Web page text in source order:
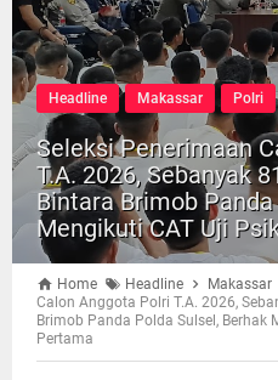
Headline Makassar Polri
Seleksi Penerimaan
T.A. 2026, Sebanyak
Bintara Brimob
Mengikuti CAT Uji
Home Headline Makassar
Calon Anggota Polri T.A. 2026,
Brimob Panda Polda Sulsel, Berhak
Pertama